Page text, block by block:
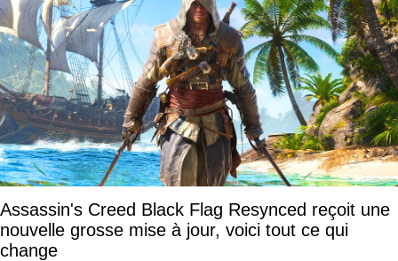
Assassin's Creed Black Flag Resynced reçoit une
nouvelle grosse mise à jour, voici tout ce qui
change